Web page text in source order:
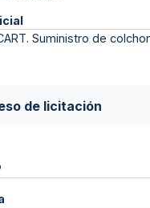
Suministro de
de licitación